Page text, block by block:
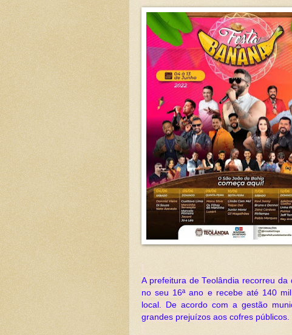
A prefeitura de Teolândia recorreu
no seu 16ª ano e recebe até 140
local. De acordo com a gestão
grandes prejuízos aos cofres públicos.